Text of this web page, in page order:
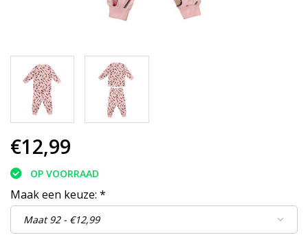
€12,99
OP VOORRAAD
Maak een keuze: *